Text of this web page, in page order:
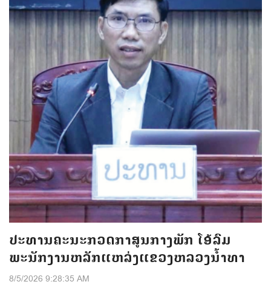
ປະທານຄະນະກວດກາສູນກາງພັກ ໂອ້ລົມ
ພະນັກງານຫລັກແຫລ່ງແຂວງຫລວງນໍ້າທາ
8/5/2026 9:28:35 AM